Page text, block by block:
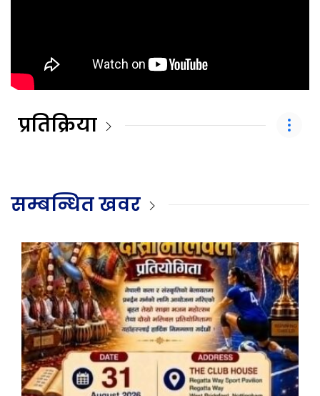
प्रतिक्रिया
सम्बन्धित खवर